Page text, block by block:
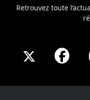
Retrouvez toute
Share
X
Share